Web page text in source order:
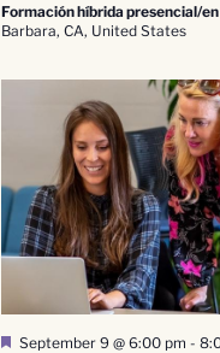
Formación híbrida presencial/en
Barbara, CA, United States
Destacado
September 9 @ 6:00 pm -